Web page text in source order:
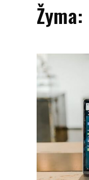
Žyma: